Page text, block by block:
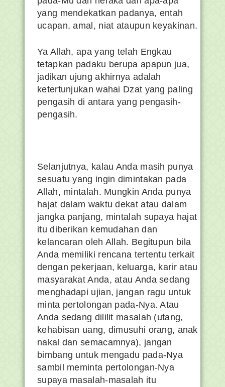
yang mendekatkan padanya, entah
ucapan, amal, niat ataupun keyakinan.
Ya Allah, apa yang telah Engkau
tetapkan padaku berupa apapun jua,
jadikan ujung akhirnya adalah
ketertunjukan wahai Dzat yang paling
pengasih di antara yang pengasih-
pengasih.
Selanjutnya, kalau Anda masih punya
sesuatu yang ingin dimintakan pada
Allah, mintalah. Mungkin Anda punya
hajat dalam waktu dekat atau dalam
jangka panjang, mintalah supaya hajat
itu diberikan kemudahan dan
kelancaran oleh Allah. Begitupun bila
Anda memiliki rencana tertentu terkait
dengan pekerjaan, keluarga, karir atau
masyarakat Anda, atau Anda sedang
menghadapi ujian, jangan ragu untuk
minta pertolongan pada-Nya. Atau
Anda sedang dililit masalah (utang,
kehabisan uang, dimusuhi orang, anak
nakal dan semacamnya), jangan
bimbang untuk mengadu pada-Nya
sambil meminta pertolongan-Nya
supaya masalah-masalah itu